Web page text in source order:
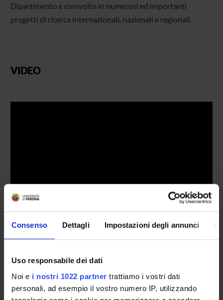
Consenso Dettagli Impostazioni degli annunci
Uso responsabile dei dati
Noi e i nostri 1022 partner trattiamo i vostri dati
personali, ad esempio il vostro numero IP, utilizzando
Dipartimento è coinvolto in numerosi ed importanti
progetti di ricerca internazionali, nazionali e regionali.
VIDEO
Piazzale Ludovico Antonio Scuro 10 - 37134 Verona ;
Strada le Grazie, 8, 37134 Verona VR